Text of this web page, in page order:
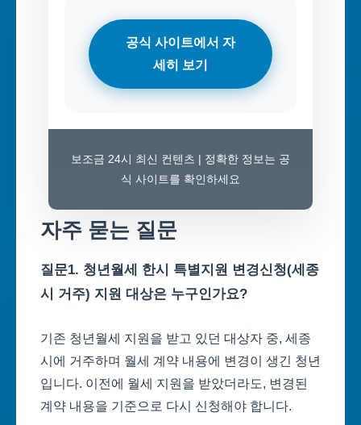
공식 사이트에서 자
세히 보기
보조금 24시 최신 컨텐츠 | 정확한 정보는 공
식 사이트를 확인하세요
자주 묻는 질문
질문1. 청년월세 한시 특별지원 변경신청(세종
시 거주) 지원 대상은 누구인가요?
기존 청년월세 지원을 받고 있던 대상자 중, 세종
시에 거주하며 월세 계약 내용에 변경이 생긴 청년
입니다. 이전에 월세 지원을 받았더라도, 변경된
계약 내용을 기준으로 다시 신청해야 합니다.